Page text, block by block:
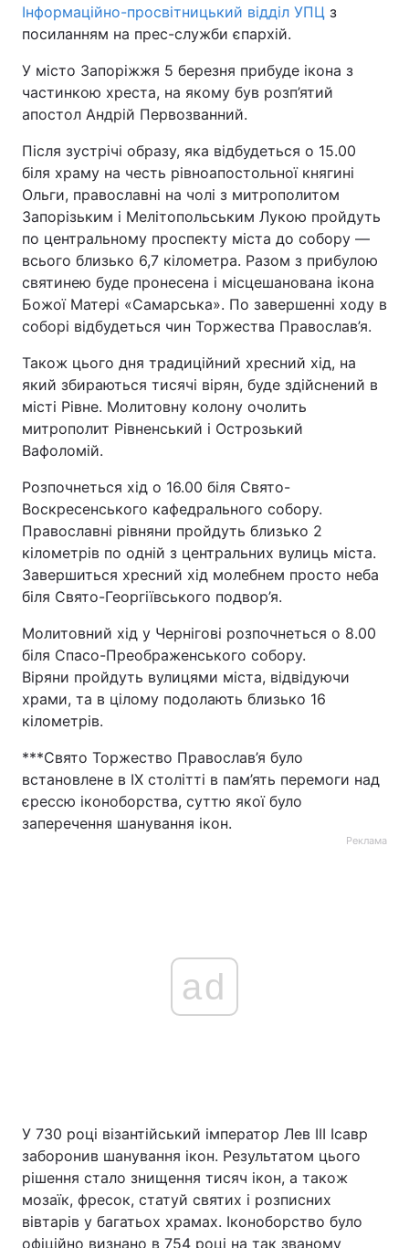
Інформаційно-просвітницький відділ УПЦ з
посиланням на прес-служби єпархій.
У місто Запоріжжя 5 березня прибуде ікона з
частинкою хреста, на якому був розп’ятий
апостол Андрій Первозванний.
Після зустрічі образу, яка відбудеться о 15.00
біля храму на честь рівноапостольної княгині
Ольги, православні на чолі з митрополитом
Запорізьким і Мелітопольським Лукою пройдуть
по центральному проспекту міста до собору —
всього близько 6,7 кілометра. Разом з прибулою
святинею буде пронесена і місцешанована ікона
Божої Матері «Самарська». По завершенні ходу в
соборі відбудеться чин Торжества Православ’я.
Також цього дня традиційний хресний хід, на
який збираються тисячі вірян, буде здійснений в
місті Рівне. Молитовну колону очолить
митрополит Рівненський і Острозький
Вафоломій.
Розпочнеться хід о 16.00 біля Свято-
Воскресенського кафедрального собору.
Православні рівняни пройдуть близько 2
кілометрів по одній з центральних вулиць міста.
Завершиться хресний хід молебнем просто неба
біля Свято-Георгіївського подвор’я.
Молитовний хід у Чернігові розпочнеться о 8.00
біля Спасо-Преображенського собору.
Віряни пройдуть вулицями міста, відвідуючи
храми, та в цілому подолають близько 16
кілометрів.
***Свято Торжество Православ’я було
встановлене в IX столітті в пам’ять перемоги над
єрессю іконоборства, суттю якої було
заперечення шанування ікон.
Реклама
ad
У 730 році візантійський імператор Лев III Ісавр
заборонив шанування ікон. Результатом цього
рішення стало знищення тисяч ікон, а також
мозаїк, фресок, статуй святих і розписних
вівтарів у багатьох храмах. Іконоборство було
офіційно визнано в 754 році на так званому